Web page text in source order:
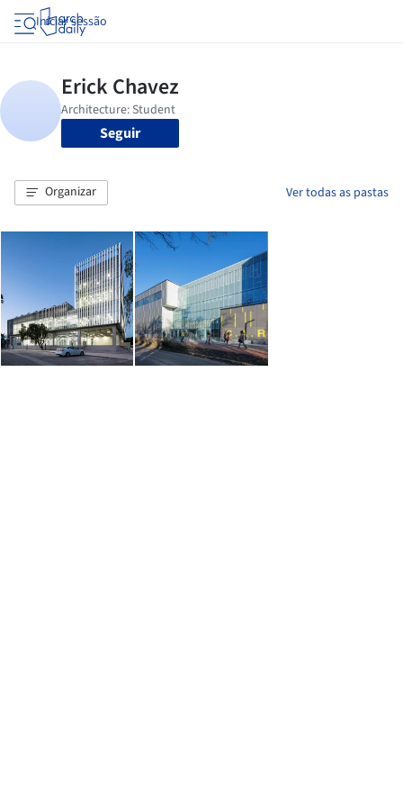
Iniciar sessão
Seguir
Organizar Ver todas as pastas